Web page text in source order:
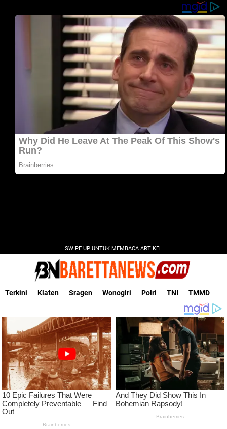
SWIPE UP UNTUK MEMBACA ARTIKEL
Terkini Klaten Sragen Wonogiri Polri TNI TMMD